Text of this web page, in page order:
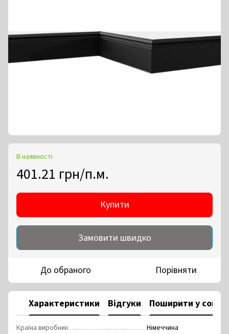
В наявності
401.21 грн/п.м.
Купити
Замовити швидко
До обраного Порівняти
Характеристики Відгуки Поширити у
Країна виробник
Німеччина